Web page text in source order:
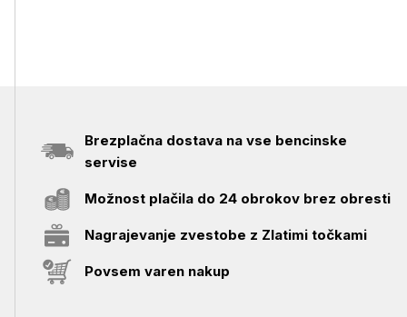
Brezplačna dostava na vse bencinske
servise
Možnost plačila do 24 obrokov brez obresti
Nagrajevanje zvestobe z Zlatimi točkami
Povsem varen nakup